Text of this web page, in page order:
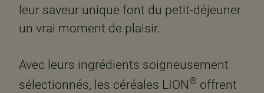
leur saveur unique font du petit-déjeuner
un vrai moment de plaisir. ​
Avec leurs ingrédients soigneusement
sélectionnés, les céréales LION® offrent